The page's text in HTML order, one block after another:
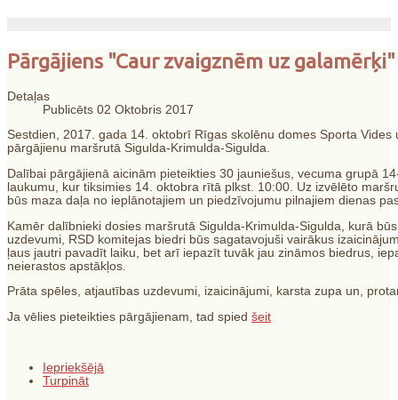
Pārgājiens "Caur zvaigznēm uz
Detaļas
Publicēts 02 Oktobris 2017
Sestdien, 2017. gada 14. oktobrī Rīgas skolēnu domes Sporta
pārgājienu maršrutā Sigulda-Krimulda-Sigulda.
Dalībai pārgājienā aicinām pieteikties 30 jauniešus, vecuma grupā
laukumu, kur tiksimies 14. oktobra rītā plkst. 10:00. Uz izvēlēto
būs maza daļa no ieplānotajiem un piedzīvojumu pilnajiem dienas
Kamēr dalībnieki dosies maršrutā Sigulda-Krimulda-Sigulda, kurā
uzdevumi, RSD komitejas biedri būs sagatavojuši vairākus
ļaus jautri pavadīt laiku, bet arī iepazīt tuvāk jau zināmos biedrus,
neierastos apstākļos.
Prāta spēles, atjautības uzdevumi, izaicinājumi, karsta zupa un,
Ja vēlies pieteikties pārgājienam, tad spied šeit
Iepriekšējā
Turpināt